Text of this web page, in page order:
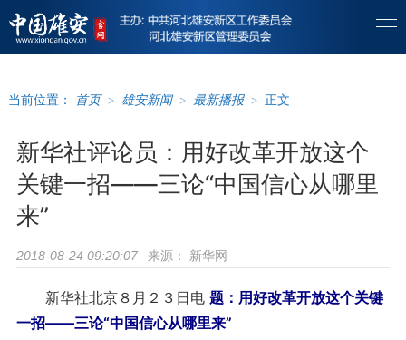
当前位置： 首页 > 雄安新闻 > 最新播报 > 正文
新华社评论员：用好改革开放这个
关键一招——三论“中国信心从哪里
来”
2018-08-24 09:20:07 来源： 新华网
新华社北京８月２３日电 题：用好改革开放这个关键
一招——三论“中国信心从哪里来”